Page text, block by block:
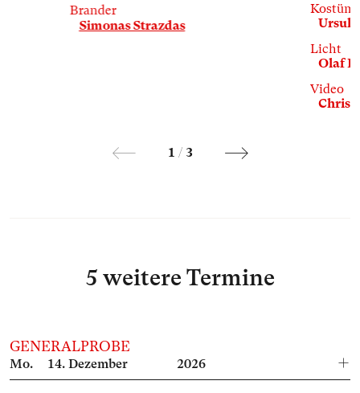
Brander
Simonas Strazdas
Licht
Olaf
Video
Chris
1 / 3
5 weitere Termine
GENERALPROBE
Mo. 14.Dezember 2026